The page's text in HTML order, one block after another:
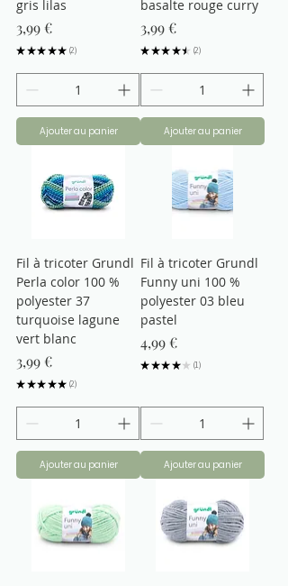
gris lilas
Prix
3,99 €
★ ★★ ★★ 2
2
Ajouter au panier
basalte rouge curry
Prix
3,99 €
★ ★★ ★★ 2
2
Ajouter au panier
Fil à tricoter Grundl
Perla color 100 %
polyester 37
turquoise lagune
vert blanc
Prix
3,99 €
★ ★★ ★★ 2
2
Ajouter au panier
Fil à tricoter Grundl
Funny uni 100 %
polyester 03 bleu
pastel
Prix
4,99 €
★ ★★ ★ ★ 1
1
Ajouter au panier